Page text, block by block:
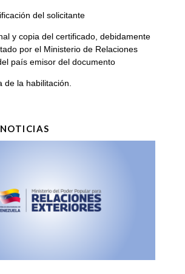
del solicitante
y copia del certificado, debidamente
por el Ministerio de Relaciones
país emisor del documento
de la habilitación.